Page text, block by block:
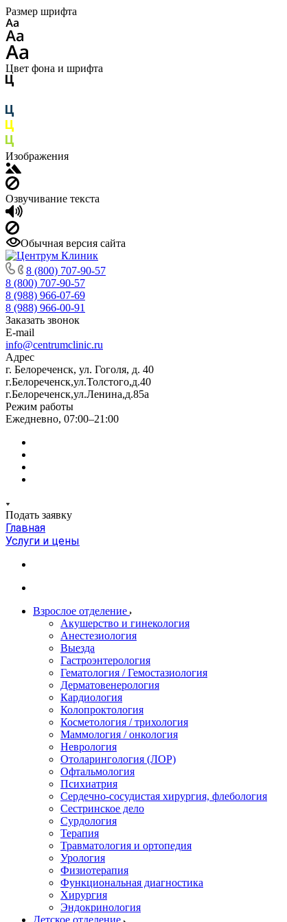
Размер шрифта
Цвет фона и шрифта
Изображения
Озвучивание текста
Обычная версия сайта
8 (800) 707-90-57
8 (800) 707-90-57
8 (988) 966-07-69
8 (988) 966-00-91
Заказать звонок
E-mail
info@centrumclinic.ru
Адрес
г. Белореченск, ул. Гоголя, д. 40
г.Белореченск,ул.Толстого,д.40
г.Белореченск,ул.Ленина,д.85а
Режим работы
Ежедневно, 07:00–21:00
Подать заявку
Главная
Услуги и цены
Взрослое отделение
Акушерство и гинекология
Анестезиология
Выезда
Гастроэнтерология
Гематология / Гемостазиология
Дерматовенерология
Кардиология
Колопроктология
Косметология / трихология
Маммология / онкология
Неврология
Отоларингология (ЛОР)
Офтальмология
Психиатрия
Сердечно-сосудистая хирургия, флебология
Сестринское дело
Сурдология
Терапия
Травматология и ортопедия
Урология
Физиотерапия
Функциональная диагностика
Хирургия
Эндокринология
Детское отделение